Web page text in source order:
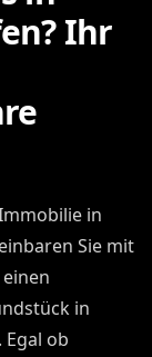
Ihr
in
Sie mit
in
ob